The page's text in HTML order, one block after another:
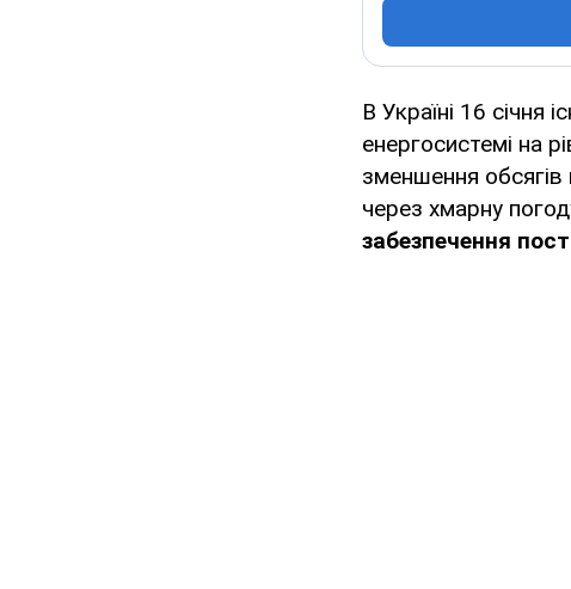
В Україні 16 січня
енергосистемі на
зменшення обсягів
через хмарну
забезпечення